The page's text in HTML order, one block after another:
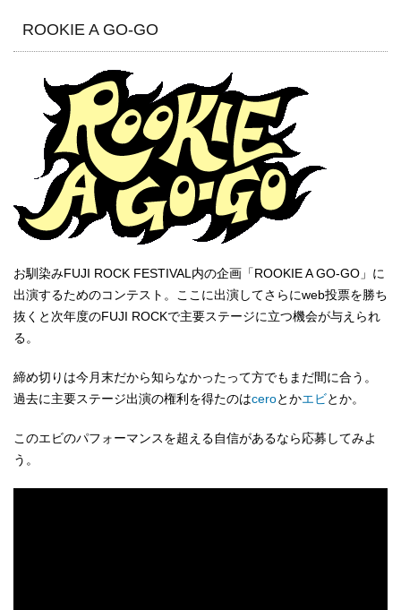
ROOKIE A GO-GO
お馴染みFUJI ROCK FESTIVAL内の企画「ROOKIE A GO-GO」に
出演するためのコンテスト。ここに出演してさらにweb投票を勝ち
抜くと次年度のFUJI ROCKで主要ステージに立つ機会が与えられ
る。
締め切りは今月末だから知らなかったって方でもまだ間に合う。
過去に主要ステージ出演の権利を得たのはceroとかエビとか。
このエビのパフォーマンスを超える自信があるなら応募してみよ
う。